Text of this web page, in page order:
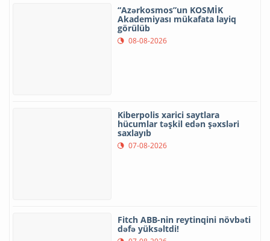
“Azərkosmos”un KOSMİK
Akademiyası mükafata layiq
görülüb
Kiberpolis xarici saytlara
hücumlar təşkil edən şəxsləri
saxlayıb
Fitch ABB-nin reytinqini növbəti